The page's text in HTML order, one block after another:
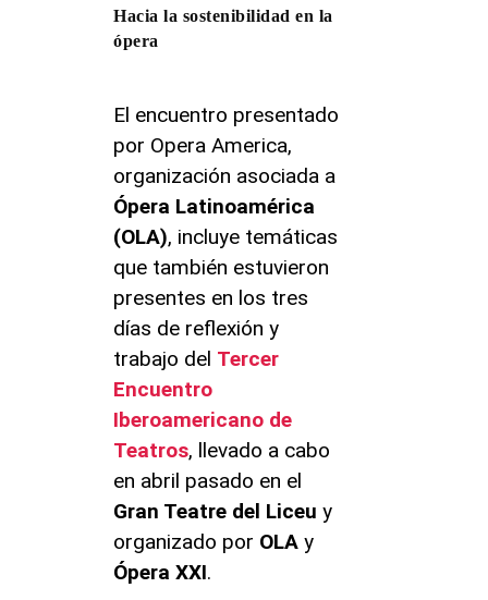
Hacia la sostenibilidad en la
ópera
El encuentro presentado
por Opera America,
organización asociada a
Ópera Latinoamérica
(OLA), incluye temáticas
que también estuvieron
presentes en los tres
días de reflexión y
trabajo del Tercer
Encuentro
Iberoamericano de
Teatros, llevado a cabo
en abril pasado en el
Gran Teatre del Liceu y
organizado por OLA y
Ópera XXI.